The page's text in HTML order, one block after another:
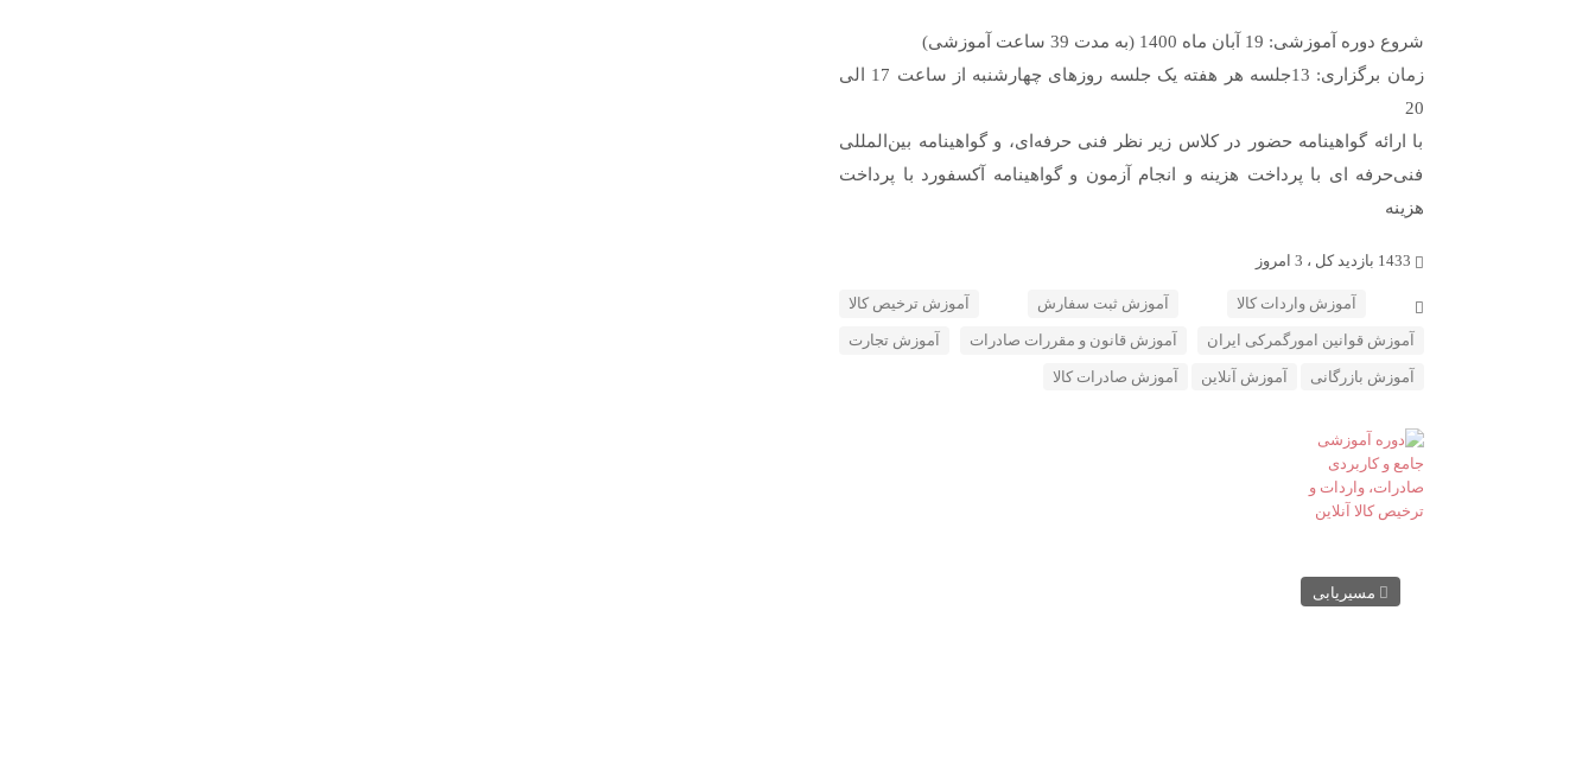
شروع دوره آموزشی: 19 آبان ماه 1400 (به مدت 39 ساعت آموزشی)
زمان برگزاری: 13جلسه هر هفته‌ یک جلسه روزهای چهارشنبه از ساعت 17 الی
20
با ارائه گواهینامه حضور در کلاس زیر نظر فنی حرفه‌ای، و گواهینامه بین‌المللی
فنی‌حرفه ای با پرداخت هزینه و انجام آزمون و گواهینامه آکسفورد با پرداخت
هزینه
آموزش واردات کالا آموزش ثبت سفارش آموزش ترخیص کالا
آموزش قوانین امورگمرکی ایران آموزش قانون و مقررات صادرات آموزش تجارت
آموزش بازرگانی آموزش آنلاین آموزش صادرات کالا
مسیریابی